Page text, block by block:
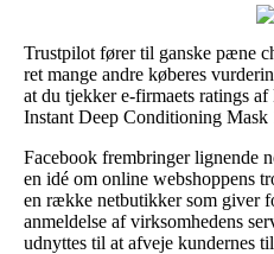
Trustpilot fører til ganske pæne
ret mange andre køberes
at du tjekker e-firmaets ratings
Instant Deep Conditioning
Facebook frembringer lignende
en idé om online webshoppens
en række netbutikker som giver
anmeldelse af virksomhedens
udnyttes til at afveje kundernes